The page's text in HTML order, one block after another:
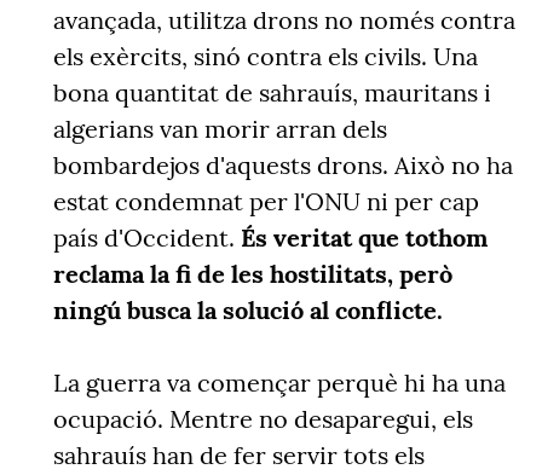
avançada, utilitza drons no només contra
els exèrcits, sinó contra els civils. Una
bona quantitat de sahrauís, mauritans i
algerians van morir arran dels
bombardejos d'aquests drons. Això no ha
estat condemnat per l'ONU ni per cap
país d'Occident. És veritat que tothom
reclama la fi de les hostilitats, però
ningú busca la solució al conflicte.
La guerra va començar perquè hi ha una
ocupació. Mentre no desaparegui, els
sahrauís han de fer servir tots els